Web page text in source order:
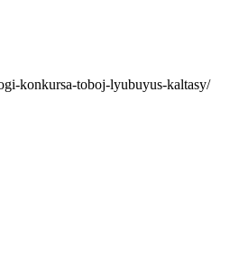
konkursa-toboj-lyubuyus-kaltasy/